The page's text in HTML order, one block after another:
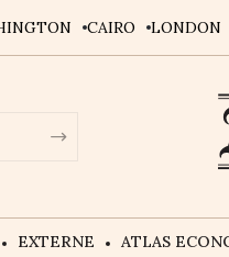
CAIRO LONDON
EXTERNE ATLAS